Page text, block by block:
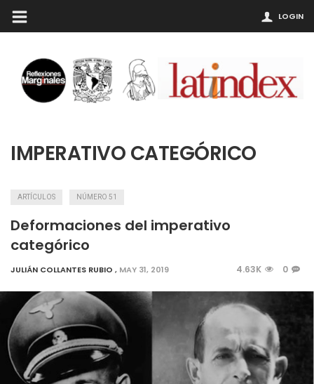
LOGIN
IMPERATIVO CATEGÓRICO
ARTÍCULOS NÚMERO 51
Deformaciones del imperativo
categórico
JULIÁN COLLANTES RUBIO , MAY 31, 2019 4.63K 0